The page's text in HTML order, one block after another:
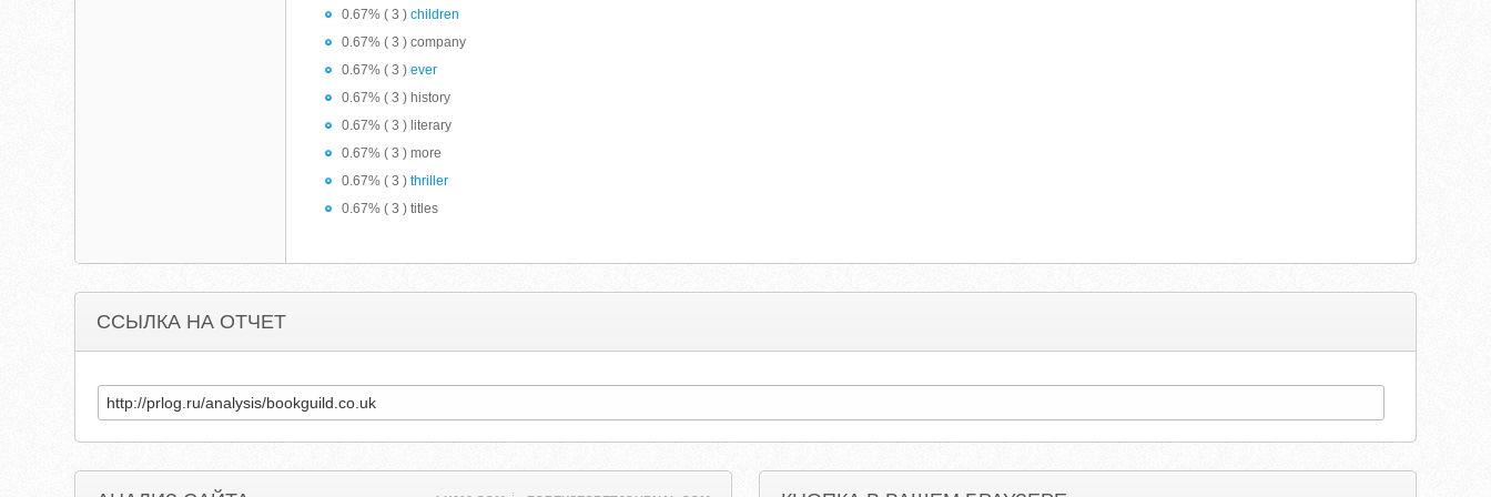
0.67% ( 3 )children
0.67% ( 3 ) company
0.67% ( 3 )ever
0.67% ( 3 ) history
0.67% ( 3 ) literary
0.67% ( 3 ) more
0.67% ( 3 )thriller
0.67% ( 3 ) titles
ССЫЛКА НА ОТЧЕТ